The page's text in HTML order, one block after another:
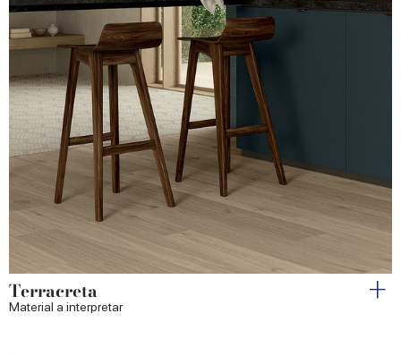
Terracreta
Material a interpretar